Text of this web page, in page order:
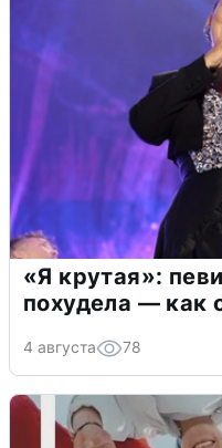
«Я крутая»:
похудела — как
4 августа 78